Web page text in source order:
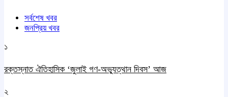
সর্বশেষ খবর
জনপ্রিয় খবর
১
রক্তস্নাত ঐতিহাসিক ‌‘জুলাই গণ-অভ্যুত্থান দিবস’ আজ
২